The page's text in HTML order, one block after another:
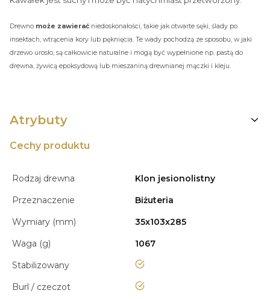
Drewno może zawierać niedoskonałości, takie jak otwarte sęki, ślady po
insektach, wtrącenia kory lub pęknięcia. Te wady pochodzą ze sposobu, w jaki
drzewo urosło, są całkowicie naturalne i mogą być wypełnione np. pastą do
drewna, żywicą epoksydową lub mieszaniną drewnianej mączki i kleju.
Atrybuty
Cechy produktu
Rodzaj drewna
Klon jesionolistny
Przeznaczenie
Biżuteria
Wymiary (mm)
35x103x285
Waga (g)
1067
Stabilizowany
tak
Burl / czeczot tak